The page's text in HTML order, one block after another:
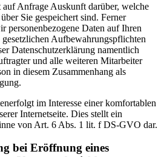
Anfrage Auskunft darüber, welche
Sie gespeichert sind. Ferner
personenbezogene Daten auf Ihren
Aufbewahrungspflichten
Datenschutzerklärung namentlich
und alle weiteren Mitarbeiter
in diesem Zusammenhang als
im Interesse einer komfortablen
Internetseite. Dies stellt ein
von Art. 6 Abs. 1 lit. f DS-GVO dar.
bei Eröffnung eines